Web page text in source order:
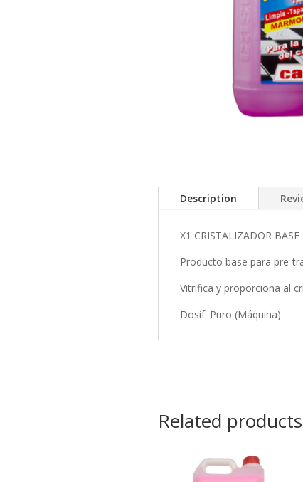
Description
X1 CRISTALIZADOR
Producto base para pre-
Vitrifica y proporciona al
Dosif: Puro (Máquina)
Related products